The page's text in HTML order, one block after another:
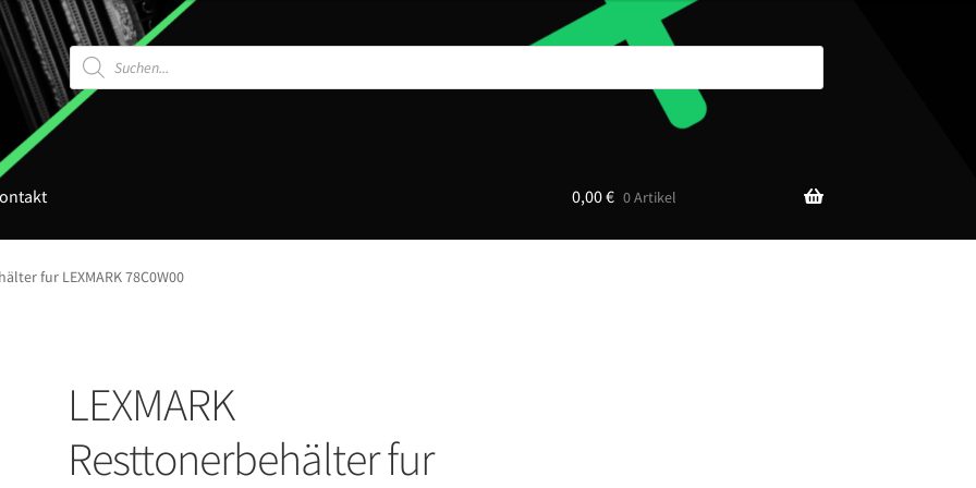
Products
search
0,00€ 0 Artikel
fur LEXMARK 78C0W00
LEXMARK
Resttonerbehälter fur